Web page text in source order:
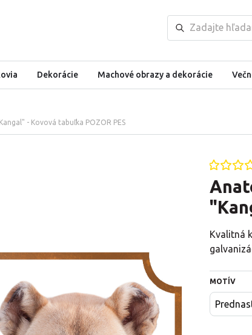
Dekorácie Machové obrazy a dekorácie
- Kovová tabuľka POZOR PES
Kvalitná
MOTÍV